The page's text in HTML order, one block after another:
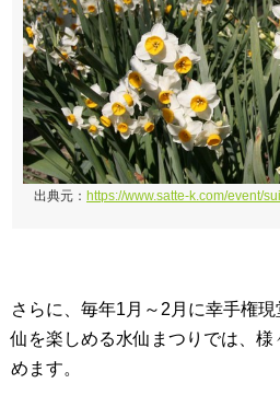
出典元： https://www.satte-k.com/event/
さらに、毎年1月～2月に幸手権
仙を楽しめる水仙まつりでは、様
めます。